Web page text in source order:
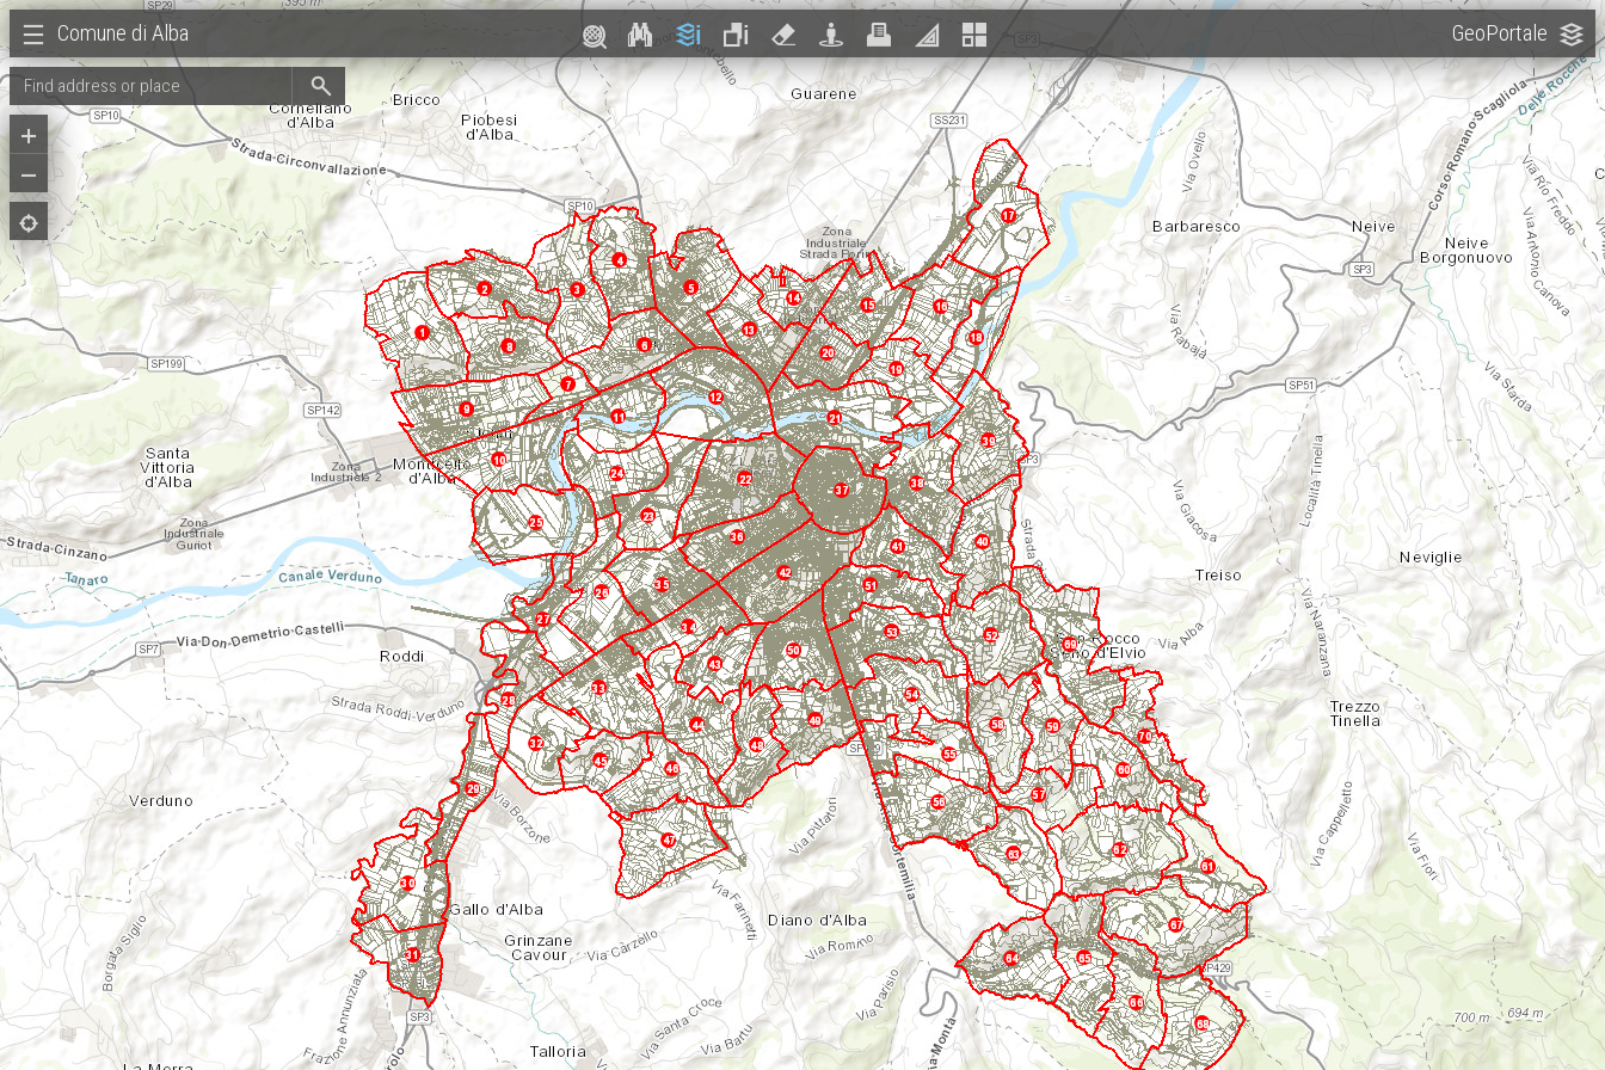
Comune di Alba GeoPortale
Search